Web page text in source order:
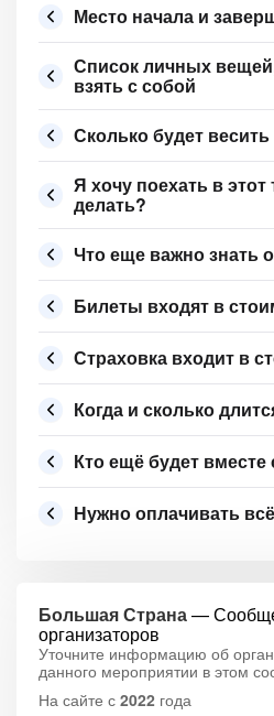
Место начала и
Список личных
взять с собой
Сколько будет
Я хочу поехать в этот
делать?
Что еще важно знать
Билеты входят в
Страховка входит в
Когда и сколько
Кто ещё будет
Нужно оплачивать
Большая Страна—
организаторов
Уточните информацию об
данного мероприятии в этом
На сайте с 2022 года